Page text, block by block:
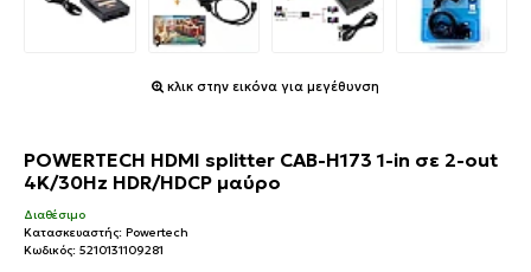
κλικ στην εικόνα για μεγέθυνση
POWERTECH HDMI splitter CAB-H173 1-in σε 2-out
4K/30Hz HDR/HDCP μαύρο
Διαθέσιμο
Κατασκευαστής: Powertech
Κωδικός: 5210131109281